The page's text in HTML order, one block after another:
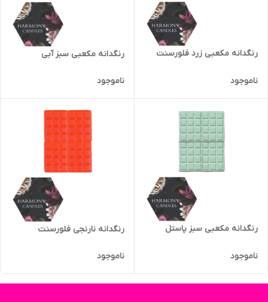
رنگدانه مکعبی زرد فلورسنت
ناموجود
رنگدانه مکعبی سبز آبی
ناموجود
رنگدانه مکعبی سبز پاستل
ناموجود
رنگدانه نارنجی فلورسنت
ناموجود